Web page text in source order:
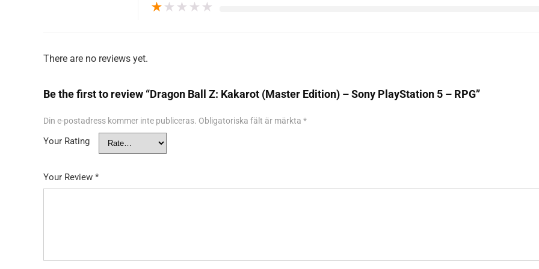
★ ★ ★ ★ ★
There are no reviews yet.
Be the first to review “Dragon Ball Z: Kakarot (Master Edition) – Sony PlayStation 5 – RPG”
Din e-postadress kommer inte publiceras. Obligatoriska fält är märkta *
Your Rating
Your Review *